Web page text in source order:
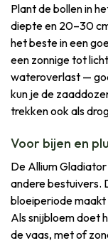
Plant de bollen in
diepte en 20–30
het beste in een
een zonnige tot
wateroverlast —
kun je de
trekken ook als
Voor bijen en
De Allium
andere bestuivers.
bloeiperiode
Als snijbloem doet
de vaas, met of